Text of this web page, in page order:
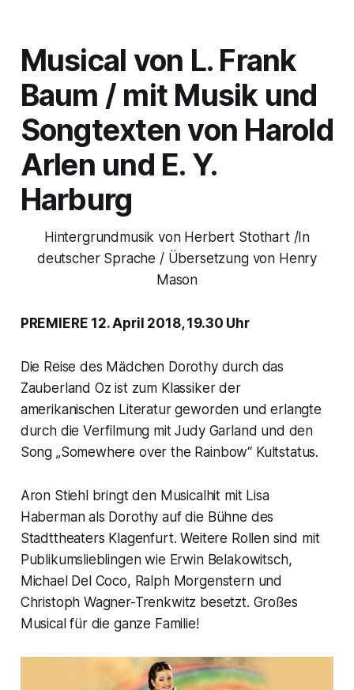
Musical von L. Frank
Baum / mit Musik und
Songtexten von Harold
Arlen und E. Y.
Harburg
Hintergrundmusik von Herbert Stothart /In
deutscher Sprache / Übersetzung von Henry
Mason
PREMIERE 12. April 2018, 19.30 Uhr
Die Reise des Mädchen Dorothy durch das
Zauberland Oz ist zum Klassiker der
amerikanischen Literatur geworden und erlangte
durch die Verfilmung mit Judy Garland und den
Song „Somewhere over the Rainbow“ Kultstatus.
Aron Stiehl bringt den Musicalhit mit Lisa
Haberman als Dorothy auf die Bühne des
Stadttheaters Klagenfurt. Weitere Rollen sind mit
Publikumslieblingen wie Erwin Belakowitsch,
Michael Del Coco, Ralph Morgenstern und
Christoph Wagner-Trenkwitz besetzt. Großes
Musical für die ganze Familie!